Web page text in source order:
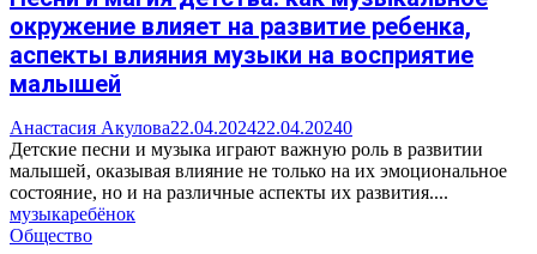
окружение влияет на развитие ребенка,
аспекты влияния музыки на восприятие
малышей
Анастасия Акулова22.04.202422.04.20240
Детские песни и музыка играют важную роль в развитии
малышей, оказывая влияние не только на их эмоциональное
состояние, но и на различные аспекты их развития....
музыкаребёнок
Общество